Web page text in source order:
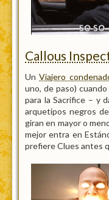
Callous
UnViajero
uno, de paso)
para la Sacrifice – y
arquetipos negros
giran en mayor o
mejor entra en
prefiere Clues antes